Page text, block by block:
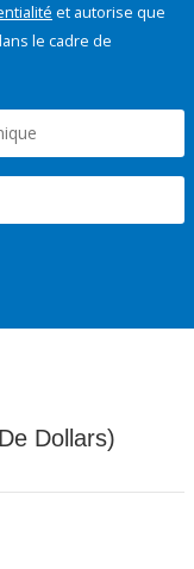
et autorise que
le cadre de
Dollars)